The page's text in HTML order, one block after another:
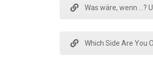
Was wäre, wenn …?
Which Side Are You